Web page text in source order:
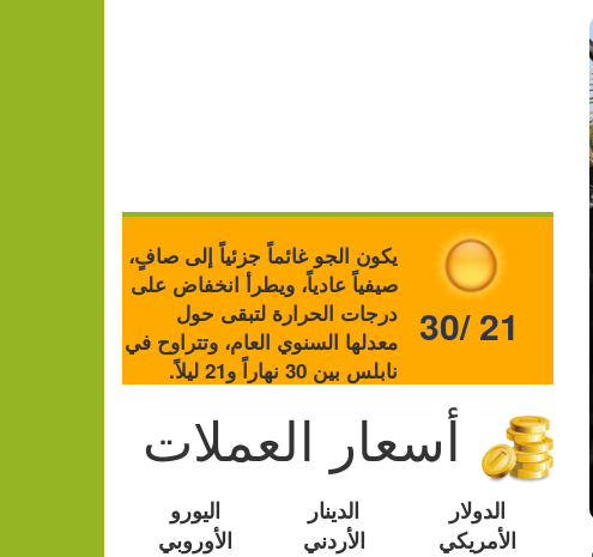
يكون الجو غائماً جزئياً إلى صافٍ،
صيفياً عادياً، ويطرأ انخفاض على
درجات الحرارة لتبقى حول
معدلها السنوي العام، وتتراوح في
نابلس بين 30 نهاراً و21 ليلاً.
30/ 21
أسعار العملات
الدولار
الأمريكي
الدينار
الأردني
اليورو
الأوروبي